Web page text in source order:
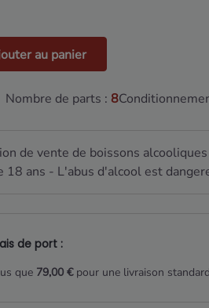
au panier
Nombre de parts : 8
de vente de boissons
18 ans - L'abus d'alcool est
de port :
que 79,00 €pour une livraison